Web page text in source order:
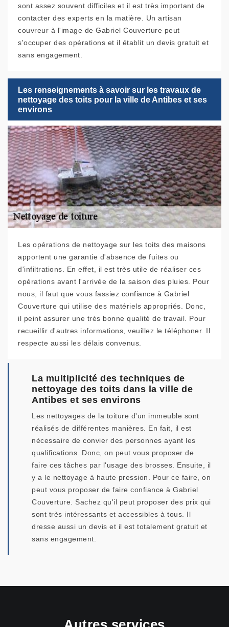
sont assez souvent difficiles et il est très important de
contacter des experts en la matière. Un artisan
couvreur à l'image de Gabriel Couverture peut
s'occuper des opérations et il établit un devis gratuit et
sans engagement.
Les renseignements à savoir sur les travaux de
nettoyage des toits pour la ville de Antibes et ses
environs
Les opérations de nettoyage sur les toits des maisons
apportent une garantie d'absence de fuites ou
d'infiltrations. En effet, il est très utile de réaliser ces
opérations avant l'arrivée de la saison des pluies. Pour
nous, il faut que vous fassiez confiance à Gabriel
Couverture qui utilise des matériels appropriés. Donc,
il peint assurer une très bonne qualité de travail. Pour
recueillir d'autres informations, veuillez le téléphoner. Il
respecte aussi les délais convenus.
La multiplicité des techniques de
nettoyage des toits dans la ville de
Antibes et ses environs
Les nettoyages de la toiture d'un immeuble sont
réalisés de différentes manières. En fait, il est
nécessaire de convier des personnes ayant les
qualifications. Donc, on peut vous proposer de
faire ces tâches par l'usage des brosses. Ensuite, il
y a le nettoyage à haute pression. Pour ce faire, on
peut vous proposer de faire confiance à Gabriel
Couverture. Sachez qu'il peut proposer des prix qui
sont très intéressants et accessibles à tous. Il
dresse aussi un devis et il est totalement gratuit et
sans engagement.